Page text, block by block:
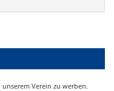
Verein zu werben.